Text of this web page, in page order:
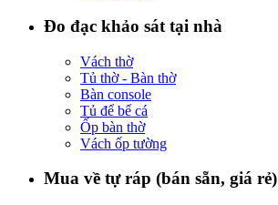
Đo đạc khảo sát tại nhà
Vách thờ
Tủ thờ - Bàn thờ
Bàn console
Tủ để bể cá
Ốp bàn thờ
Vách ốp tường
Mua về tự ráp (bán sẵn, giá rẻ)